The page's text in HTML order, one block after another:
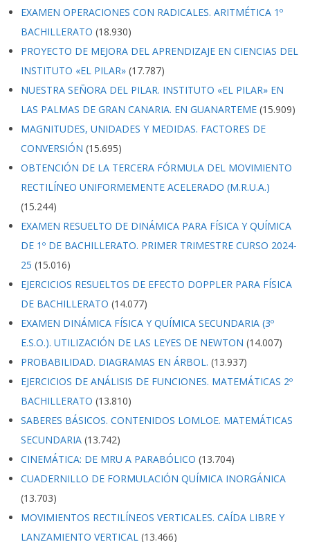
EXAMEN OPERACIONES CON RADICALES. ARITMÉTICA 1º
BACHILLERATO (18.930)
PROYECTO DE MEJORA DEL APRENDIZAJE EN CIENCIAS DEL
INSTITUTO «EL PILAR» (17.787)
NUESTRA SEÑORA DEL PILAR. INSTITUTO «EL PILAR» EN
LAS PALMAS DE GRAN CANARIA. EN GUANARTEME (15.909)
MAGNITUDES, UNIDADES Y MEDIDAS. FACTORES DE
CONVERSIÓN (15.695)
OBTENCIÓN DE LA TERCERA FÓRMULA DEL MOVIMIENTO
RECTILÍNEO UNIFORMEMENTE ACELERADO (M.R.U.A.)
(15.244)
EXAMEN RESUELTO DE DINÁMICA PARA FÍSICA Y QUÍMICA
DE 1º DE BACHILLERATO. PRIMER TRIMESTRE CURSO 2024-
25 (15.016)
EJERCICIOS RESUELTOS DE EFECTO DOPPLER PARA FÍSICA
DE BACHILLERATO (14.077)
EXAMEN DINÁMICA FÍSICA Y QUÍMICA SECUNDARIA (3º
E.S.O.). UTILIZACIÓN DE LAS LEYES DE NEWTON (14.007)
PROBABILIDAD. DIAGRAMAS EN ÁRBOL. (13.937)
EJERCICIOS DE ANÁLISIS DE FUNCIONES. MATEMÁTICAS 2º
BACHILLERATO (13.810)
SABERES BÁSICOS. CONTENIDOS LOMLOE. MATEMÁTICAS
SECUNDARIA (13.742)
CINEMÁTICA: DE MRU A PARABÓLICO (13.704)
CUADERNILLO DE FORMULACIÓN QUÍMICA INORGÁNICA
(13.703)
MOVIMIENTOS RECTILÍNEOS VERTICALES. CAÍDA LIBRE Y
LANZAMIENTO VERTICAL (13.466)